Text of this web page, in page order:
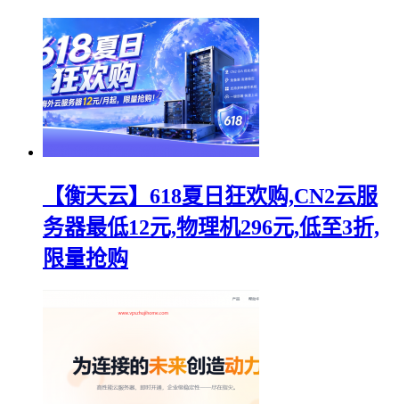
【衡天云】618夏日狂欢购,CN2云服
务器最低12元,物理机296元,低至3折,
限量抢购